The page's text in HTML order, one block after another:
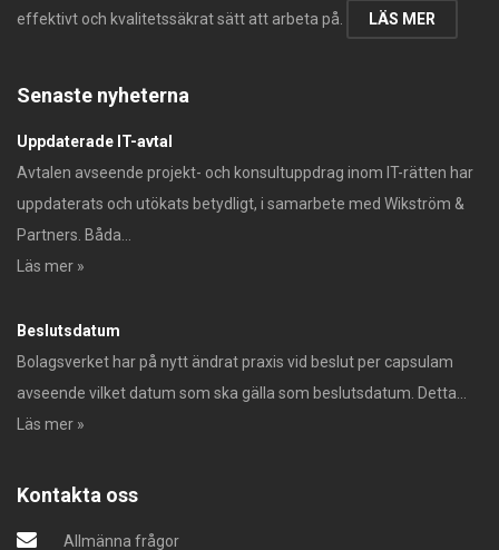
effektivt och kvalitetssäkrat sätt att arbeta på. LÄS MER
Senaste nyheterna
Uppdaterade IT-avtal
Avtalen avseende projekt- och konsultuppdrag inom IT-rätten har
uppdaterats och utökats betydligt, i samarbete med Wikström &
Partners. Båda...
Läs mer »
Beslutsdatum
Bolagsverket har på nytt ändrat praxis vid beslut per capsulam
avseende vilket datum som ska gälla som beslutsdatum. Detta...
Läs mer »
Kontakta oss
Allmänna frågor